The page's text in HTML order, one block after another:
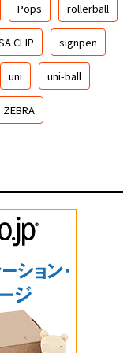
Pops rollerball
CLIP signpen
uni uni-ball
ZEBRA